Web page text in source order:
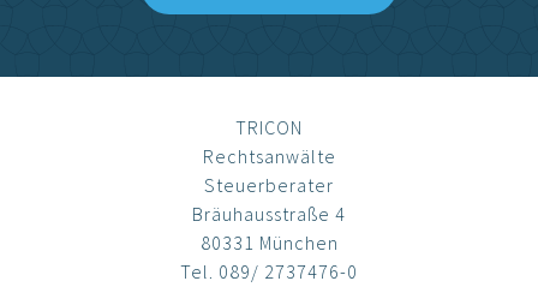
TRICON
Rechtsanwälte
Steuerberater
Bräuhausstraße 4
80331 München
Tel. 089/ 2737476-0